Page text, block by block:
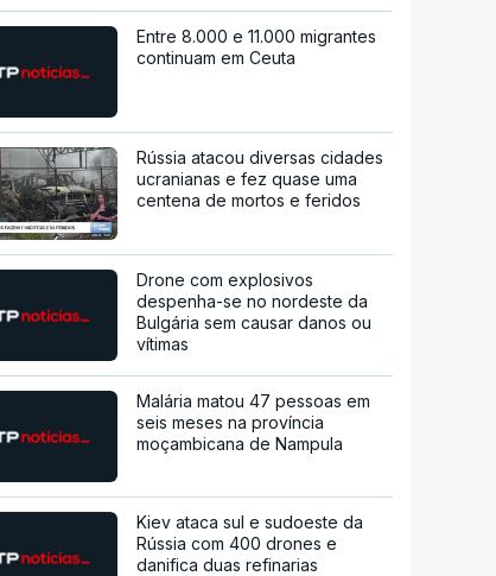
Entre 8.000 e 11.000 migrantes
continuam em Ceuta
Rússia atacou diversas cidades
ucranianas e fez quase uma
centena de mortos e feridos
Drone com explosivos
despenha-se no nordeste da
Bulgária sem causar danos ou
vítimas
Malária matou 47 pessoas em
seis meses na província
moçambicana de Nampula
Kiev ataca sul e sudoeste da
Rússia com 400 drones e
danifica duas refinarias